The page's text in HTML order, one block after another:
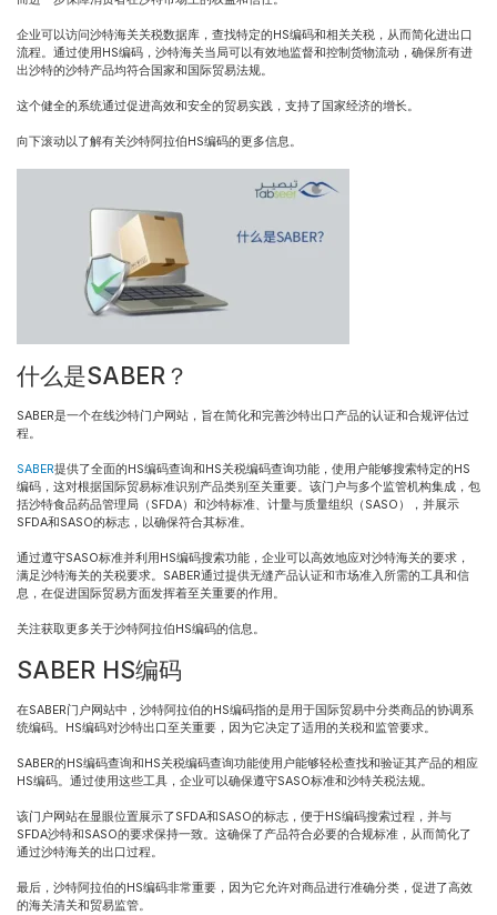
企业可以访问沙特海关关税数据库，查找特定的HS编码和相关关税，从而简化进出口
流程。通过使用HS编码，沙特海关当局可以有效地监督和控制货物流动，确保所有进
出沙特的沙特产品均符合国家和国际贸易法规。
这个健全的系统通过促进高效和安全的贸易实践，支持了国家经济的增长。
向下滚动以了解有关沙特阿拉伯HS编码的更多信息。
什么是SABER？
SABER是一个在线沙特门户网站，旨在简化和完善沙特出口产品的认证和合规评估过
程。
SABER提供了全面的HS编码查询和HS关税编码查询功能，使用户能够搜索特定的HS
编码，这对根据国际贸易标准识别产品类别至关重要。该门户与多个监管机构集成，包
括沙特食品药品管理局（SFDA）和沙特标准、计量与质量组织（SASO），并展示
SFDA和SASO的标志，以确保符合其标准。
通过遵守SASO标准并利用HS编码搜索功能，企业可以高效地应对沙特海关的要求，
满足沙特海关的关税要求。SABER通过提供无缝产品认证和市场准入所需的工具和信
息，在促进国际贸易方面发挥着至关重要的作用。
关注获取更多关于沙特阿拉伯HS编码的信息。
SABER HS编码
在SABER门户网站中，沙特阿拉伯的HS编码指的是用于国际贸易中分类商品的协调系
统编码。HS编码对沙特出口至关重要，因为它决定了适用的关税和监管要求。
SABER的HS编码查询和HS关税编码查询功能使用户能够轻松查找和验证其产品的相应
HS编码。通过使用这些工具，企业可以确保遵守SASO标准和沙特关税法规。
该门户网站在显眼位置展示了SFDA和SASO的标志，便于HS编码搜索过程，并与
SFDA沙特和SASO的要求保持一致。这确保了产品符合必要的合规标准，从而简化了
通过沙特海关的出口过程。
最后，沙特阿拉伯的HS编码非常重要，因为它允许对商品进行准确分类，促进了高效
的海关清关和贸易监管。